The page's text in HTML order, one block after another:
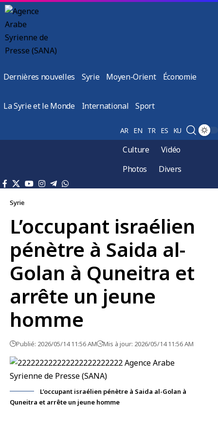
Dernières nouvelles Syrie Moyen-Orient Économie
La Syrie et le Monde International Sport
AR EN TR ES KU
Culture
Vidéo
Photos
Divers
Syrie
L’occupant israélien
pénètre à Saida al-
Golan à Quneitra et
arrête un jeune
homme
Publié: 2026/05/14 11:56 AM Mis à jour: 2026/05/14 11:56 AM
L’occupant israélien pénètre à Saida al-Golan à
Quneitra et arrête un jeune homme